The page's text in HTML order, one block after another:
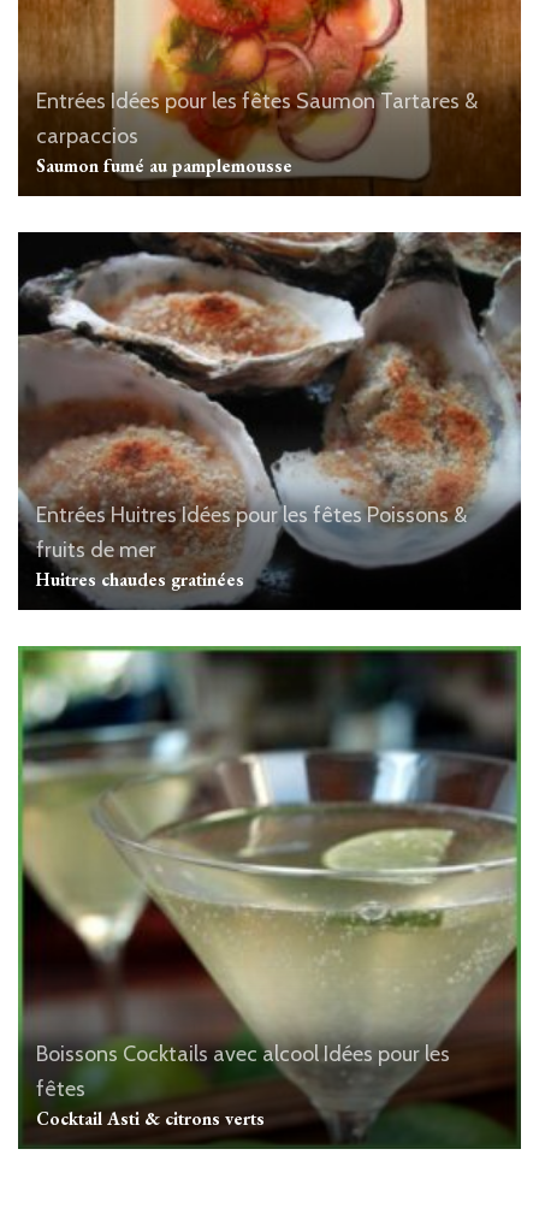
Entrées Idées pour les fêtesSaumonTartares &
carpaccios
Saumon fumé au pamplemousse
Entrées Huitres Idées pour les fêtes Poissons &
fruits de mer
Huitres chaudes gratinées
Boissons Cocktails avec alcool Idées pour les
fêtes
Cocktail Asti & citrons verts